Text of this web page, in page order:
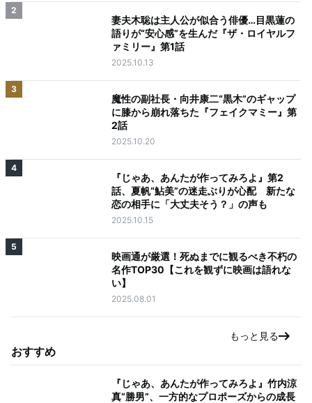
2
妻夫木聡は主人公が似合う俳優…目黒蓮の
語りが“安心感”を生んだ『ザ・ロイヤルフ
ァミリー』第1話
2025.10.13
3
魔性の副社長・向井康二“黒木”のギャップ
に膝から崩れ落ちた『フェイクマミー』第
2話
2025.10.20
4
『じゃあ、あんたが作ってみろよ』第2
話、夏帆“鮎美”の迷走ぶりが心配 新たな
恋の相手に「大丈夫そう？」の声も
2025.10.15
5
映画通が厳選！死ぬまでに観るべき不朽の
名作TOP30【これを観ずに映画は語れな
い】
2025.08.01
もっと見る
おすすめ
『じゃあ、あんたが作ってみろよ』竹内涼
真“勝男”、一方的なプロポーズからの成長